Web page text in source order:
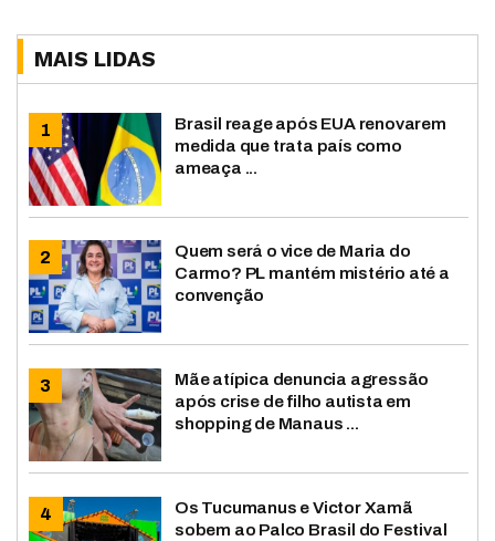
MAIS LIDAS
Brasil reage após EUA renovarem
medida que trata país como
ameaça ...
Quem será o vice de Maria do
Carmo? PL mantém mistério até a
convenção
Mãe atípica denuncia agressão
após crise de filho autista em
shopping de Manaus ...
Os Tucumanus e Victor Xamã
sobem ao Palco Brasil do Festival